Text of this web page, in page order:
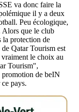
va donc faire la
il y a deux
Peu écologique,
Alors que le club
la protection de
Qatar Tourism est
vraiment le choix au
Tourism",
promotion de beIN
pays.